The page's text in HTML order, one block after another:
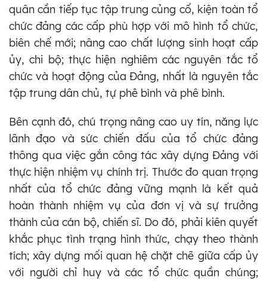
quân cần tiếp tục tập trung củng cố, kiện toàn tổ
chức đảng các cấp phù hợp với mô hình tổ chức,
biên chế mới; nâng cao chất lượng sinh hoạt cấp
ủy, chi bộ; thực hiện nghiêm các nguyên tắc tổ
chức và hoạt động của Đảng, nhất là nguyên tắc
tập trung dân chủ, tự phê bình và phê bình.
Bên cạnh đó, chú trọng nâng cao uy tín, năng lực
lãnh đạo và sức chiến đấu của tổ chức đảng
thông qua việc gắn công tác xây dựng Đảng với
thực hiện nhiệm vụ chính trị. Thước đo quan trọng
nhất của tổ chức đảng vững mạnh là kết quả
hoàn thành nhiệm vụ của đơn vị và sự trưởng
thành của cán bộ, chiến sĩ. Do đó, phải kiên quyết
khắc phục tình trạng hình thức, chạy theo thành
tích; xây dựng mối quan hệ chặt chẽ giữa cấp ủy
với người chỉ huy và các tổ chức quần chúng;